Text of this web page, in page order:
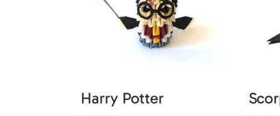
Harry Potter